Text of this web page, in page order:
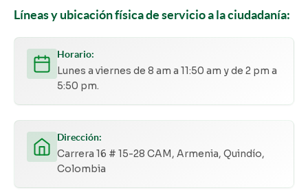
Líneas y ubicación física de servicio a la ciudadanía:
Horario:
Lunes a viernes de 8 am a 11:50 am y de 2 pm a
5:50 pm.
Dirección:
Carrera 16 # 15-28 CAM, Armenia, Quindío,
Colombia